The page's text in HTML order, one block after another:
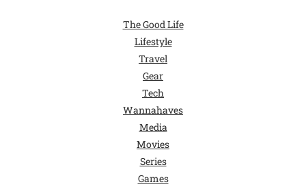
The Good Life
Lifestyle
Travel
Gear
Tech
Wannahaves
Media
Movies
Series
Games